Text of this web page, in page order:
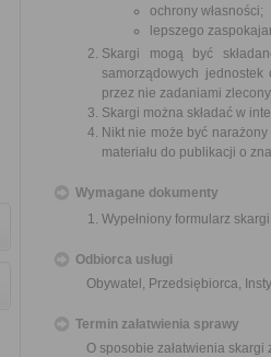
ochrony własności;
lepszego
Skargi mogą być
samorządowych
przez nie zadaniami
Skargi można składać w
Nikt nie może być
materiału do publikacji o
Wymagane dokumenty
Wypełniony formularz
Odbiorca usługi
Obywatel, Przedsiębiorca,
Termin załatwienia sprawy
O sposobie załatwienia